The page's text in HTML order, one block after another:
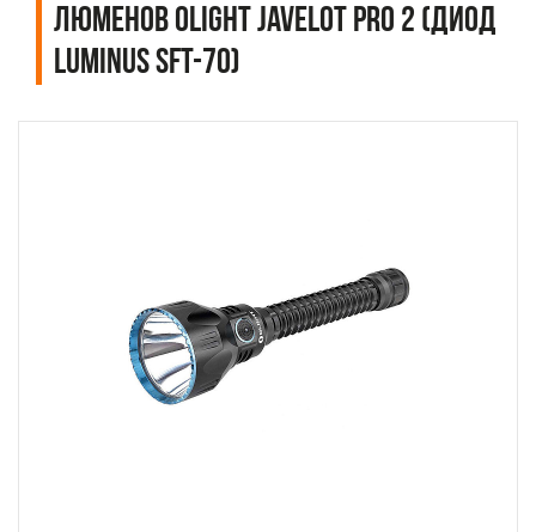
люменов Olight Javelot Pro 2 (диод
Luminus SFT-70)